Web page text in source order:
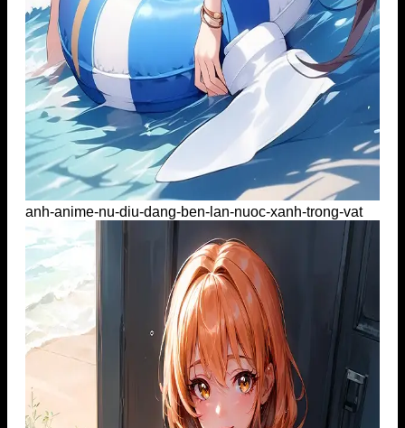
anh-anime-nu-diu-dang-ben-lan-nuoc-xanh-trong-vat